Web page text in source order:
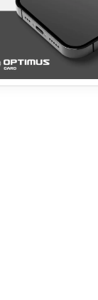
Gypsy RestaBar
Hace 5 meses
Roatán
Restaurantes